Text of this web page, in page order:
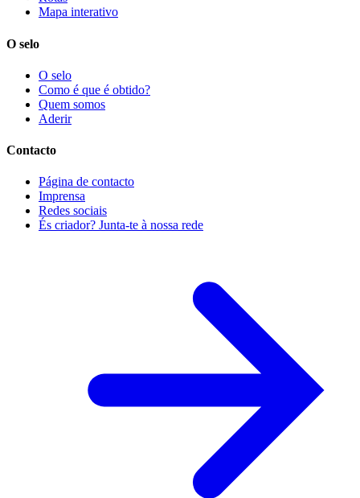
Mapa interativo
O selo
O selo
Como é que é obtido?
Quem somos
Aderir
Contacto
Página de contacto
Imprensa
Redes sociais
És criador? Junta-te à nossa rede